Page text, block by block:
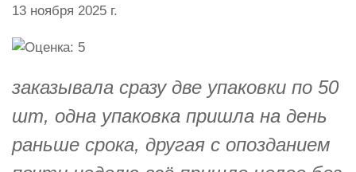
13 ноября 2025 г.
заказывала сразу две упаковки по 50
шт, одна упаковка пришла на день
раньше срока, другая с опозданием